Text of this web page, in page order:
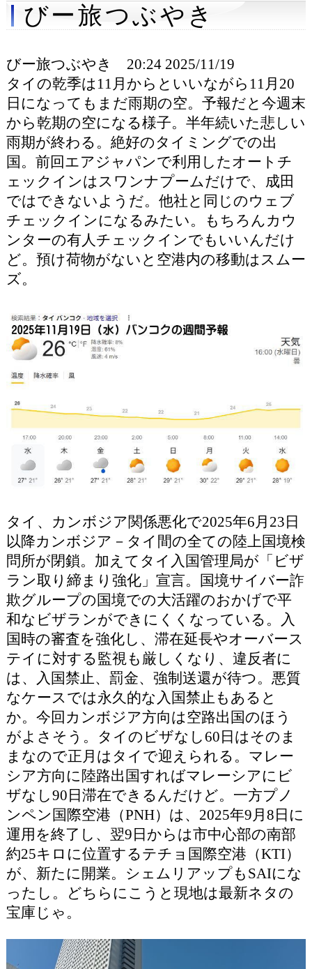
びー旅つぶやき
びー旅つぶやき 20:24 2025/11/19
タイの乾季は11月からといいながら11月20
日になってもまだ雨期の空。予報だと今週末
から乾期の空になる様子。半年続いた悲しい
雨期が終わる。絶好のタイミングでの出
国。前回エアジャパンで利用したオートチ
ェックインはスワンナプームだけで、成田
ではできないようだ。他社と同じのウェブ
チェックインになるみたい。もちろんカウ
ンターの有人チェックインでもいいんだけ
ど。預け荷物がないと空港内の移動はスムー
ズ。
タイ、カンボジア関係悪化で2025年6月23日
以降カンボジア－タイ間の全ての陸上国境検
問所が閉鎖。加えてタイ入国管理局が「ビザ
ラン取り締まり強化」宣言。国境サイバー詐
欺グループの国境での大活躍のおかげで平
和なビザランができにくくなっている。入
国時の審査を強化し、滞在延長やオーバース
テイに対する監視も厳しくなり、違反者に
は、入国禁止、罰金、強制送還が待つ。悪質
なケースでは永久的な入国禁止もあると
か。今回カンボジア方向は空路出国のほう
がよさそう。タイのビザなし60日はそのま
まなので正月はタイで迎えられる。マレー
シア方向に陸路出国すればマレーシアにビ
ザなし90日滞在できるんだけど。一方プノ
ンペン国際空港（PNH）は、2025年9月8日に
運用を終了し、翌9日からは市中心部の南部
約25キロに位置するテチョ国際空港（KTI）
が、新たに開業。シェムリアップもSAIにな
ったし。どちらにこうと現地は最新ネタの
宝庫じゃ。